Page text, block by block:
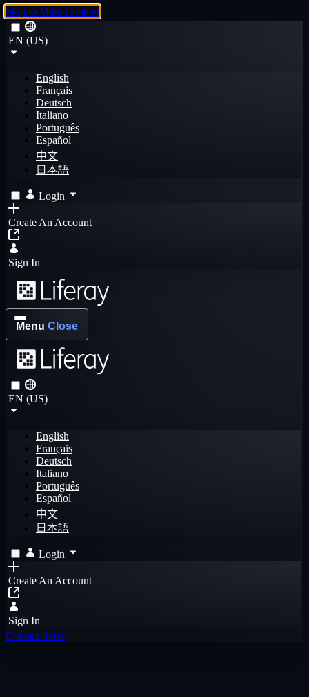
Skip to Main Content
EN (US)
English
Français
Deutsch
Italiano
Português
Español
中文
日本語
Login
Create An Account
Sign In
Menu Close
EN (US)
English
Français
Deutsch
Italiano
Português
Español
中文
日本語
Login
Create An Account
Sign In
Contact Sales